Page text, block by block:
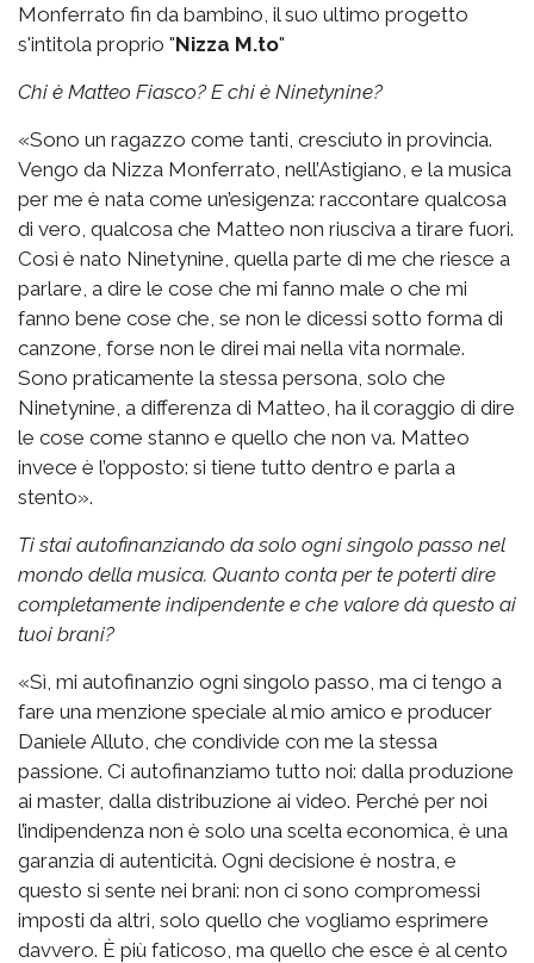
Monferrato fin da bambino, il suo ultimo progetto
s'intitola proprio "Nizza M.to"
Chi è Matteo Fiasco? E chi è Ninetynine?
«Sono un ragazzo come tanti, cresciuto in provincia.
Vengo da Nizza Monferrato, nell’Astigiano, e la musica
per me è nata come un’esigenza: raccontare qualcosa
di vero, qualcosa che Matteo non riusciva a tirare fuori.
Così è nato Ninetynine, quella parte di me che riesce a
parlare, a dire le cose che mi fanno male o che mi
fanno bene cose che, se non le dicessi sotto forma di
canzone, forse non le direi mai nella vita normale.
Sono praticamente la stessa persona, solo che
Ninetynine, a differenza di Matteo, ha il coraggio di dire
le cose come stanno e quello che non va. Matteo
invece è l’opposto: si tiene tutto dentro e parla a
stento».
Ti stai autofinanziando da solo ogni singolo passo nel
mondo della musica. Quanto conta per te poterti dire
completamente indipendente e che valore dà questo ai
tuoi brani?
«Sì, mi autofinanzio ogni singolo passo, ma ci tengo a
fare una menzione speciale al mio amico e producer
Daniele Alluto, che condivide con me la stessa
passione. Ci autofinanziamo tutto noi: dalla produzione
ai master, dalla distribuzione ai video. Perché per noi
l’indipendenza non è solo una scelta economica, è una
garanzia di autenticità. Ogni decisione è nostra, e
questo si sente nei brani: non ci sono compromessi
imposti da altri, solo quello che vogliamo esprimere
davvero. È più faticoso, ma quello che esce è al cento